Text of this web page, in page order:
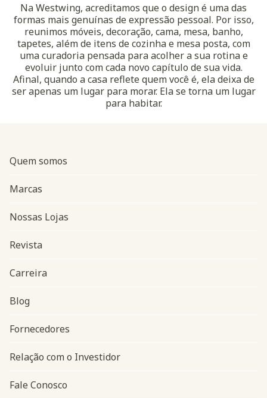
Na Westwing, acreditamos que o design é uma das
formas mais genuínas de expressão pessoal. Por isso,
reunimos móveis, decoração, cama, mesa, banho,
tapetes, além de itens de cozinha e mesa posta, com
uma curadoria pensada para acolher a sua rotina e
evoluir junto com cada novo capítulo de sua vida.
Afinal, quando a casa reflete quem você é, ela deixa de
ser apenas um lugar para morar. Ela se torna um lugar
para habitar.
Navegação do rodapé
Quem somos
Marcas
Nossas Lojas
Revista
Carreira
Blog
Fornecedores
Relação com o Investidor
Fale Conosco